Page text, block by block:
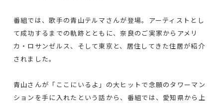
番組では、歌手の青山テルマさんが登場。アーティストとし
て成功するまでの軌跡とともに、奈良のご実家からアメリ
カ・ロサンゼルス、そして東京と、居住してきた住居が紹介
されました。
青山さんが「ここにいるよ」の大ヒットで念願のタワーマン
ションを手に入れたという話から、番組では、愛知県から上